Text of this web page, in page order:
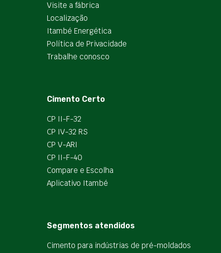
Visite a fábrica
Localização
Itambé Energética
Política de Privacidade
Trabalhe conosco
Cimento Certo
CP II-F-32
CP IV-32 RS
CP V-ARI
CP II-F-40
Compare e Escolha
Aplicativo Itambé
Segmentos atendidos
Cimento para indústrias de pré-moldados